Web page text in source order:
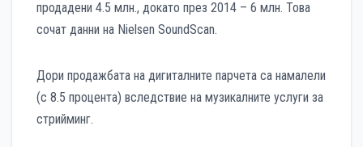
продадени 4.5 млн., докато през 2014 – 6 млн. Това
сочат данни на Nielsen SoundScan.
Дори продажбата на дигиталните парчета са намалели
(с 8.5 процента) вследствие на музикалните услуги за
стрийминг.